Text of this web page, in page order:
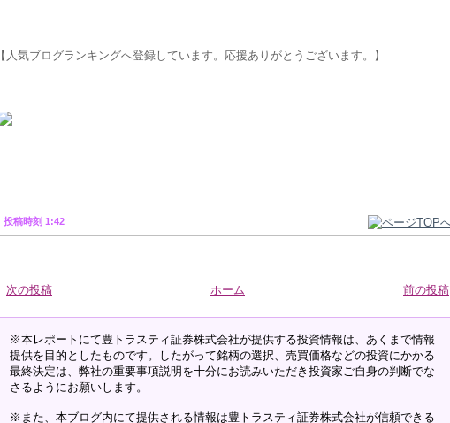
【人気ブログランキングへ登録しています。応援ありがとうございます。】
投稿時刻 1:42
次の投稿 前の投稿
ホーム
※本レポートにて豊トラスティ証券株式会社が提供する投資情報は、あくまで情報
提供を目的としたものです。したがって銘柄の選択、売買価格などの投資にかかる
最終決定は、弊社の重要事項説明を十分にお読みいただき投資家ご自身の判断でな
さるようにお願いします。
※また、本ブログ内にて提供される情報は豊トラスティ証券株式会社が信頼できる